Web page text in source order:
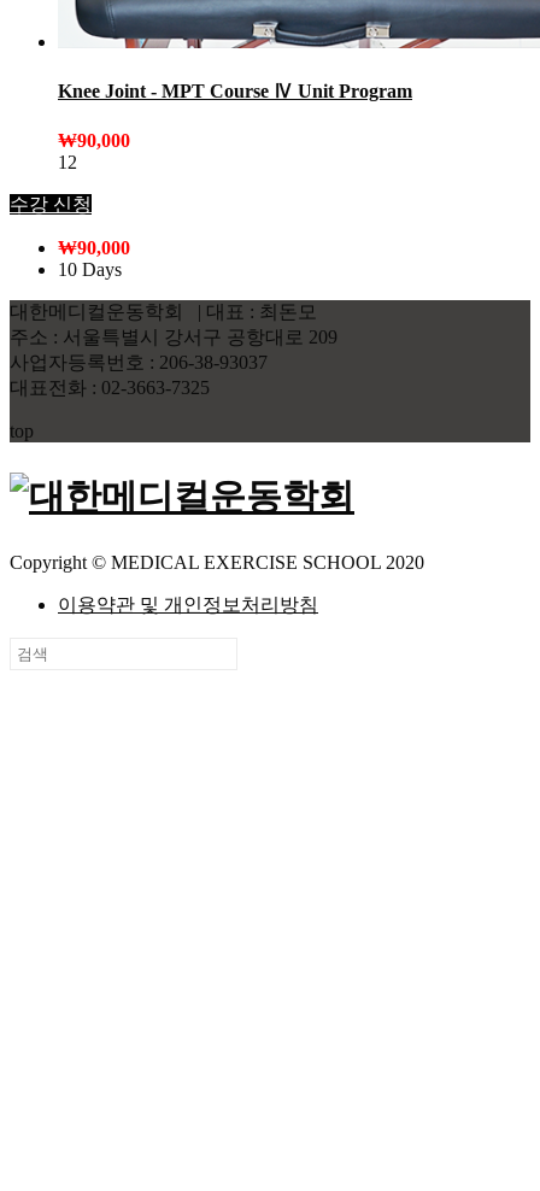
Knee Joint - MPT Course Ⅳ Unit Program
₩90,000
12
수강 신청
₩90,000
10 Days
대한메디컬운동학회 | 대표 : 최돈모
주소 : 서울특별시 강서구 공항대로 209
사업자등록번호 : 206-38-93037
대표전화 : 02-3663-7325
top
Copyright © MEDICAL EXERCISE SCHOOL 2020
이용약관 및 개인정보처리방침